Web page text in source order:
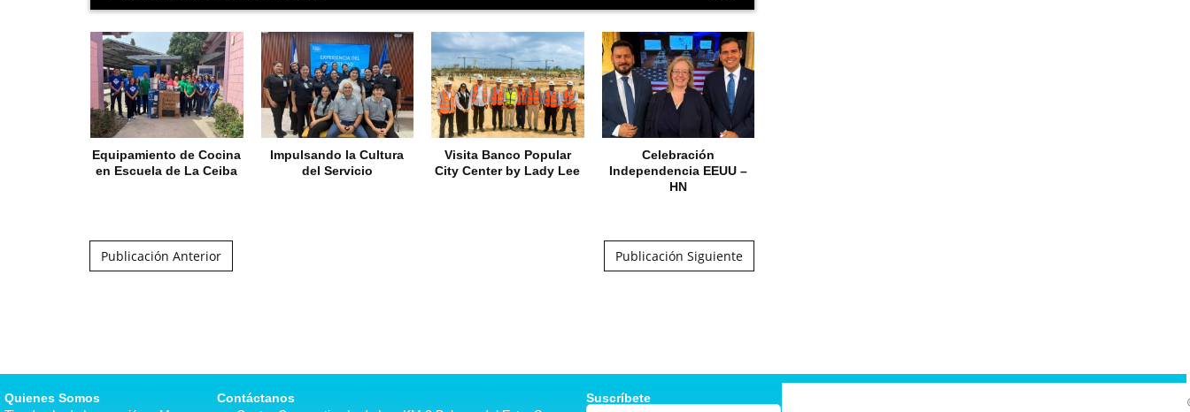
Equipamiento de Cocina
en Escuela de La Ceiba
Impulsando la Cultura
del Servicio
Visita Banco Popular
City Center by Lady Lee
Celebración
Independencia EEUU –
HN
Publicación Anterior Publicación Siguiente
Quienes Somos
Contáctanos
Suscríbete